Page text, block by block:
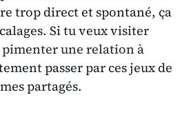
trop direct et spontané, ça
Si tu veux visiter
pimenter une relation à
passer par ces jeux de
partagés.